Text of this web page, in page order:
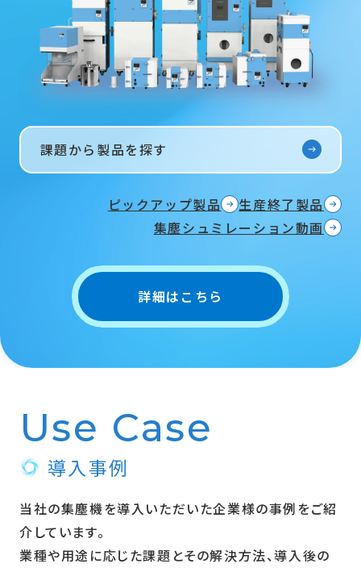
課題から製品を探す
ピックアップ製品
生産終了製品
集塵シュミレーション動画
詳細はこちら
Use Case
導入事例
当社の集塵機を導入いただいた企業様の事例をご紹
介しています。
業種や用途に応じた課題とその解決方法、導入後の